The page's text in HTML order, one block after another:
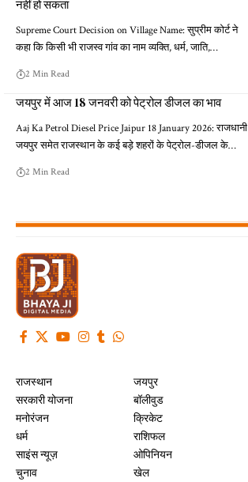
नहीं हो सकता
Supreme Court Decision on Village Name: सुप्रीम कोर्ट ने
कहा कि किसी भी राजस्व गांव का नाम व्यक्ति, धर्म, जाति,…
2 Min Read
जयपुर में आज 18 जनवरी को पेट्रोल डीजल का भाव
Aaj Ka Petrol Diesel Price Jaipur 18 January 2026: राजधानी
जयपुर समेत राजस्थान के कई बड़े शहरों के पेट्रोल-डीजल के…
2 Min Read
राजस्थान
सरकारी योजना
मनोरंजन
धर्म
साइंस न्यूज़
चुनाव
जयपुर
बॉलीवुड
क्रिकेट
राशिफल
ओपिनियन
खेल